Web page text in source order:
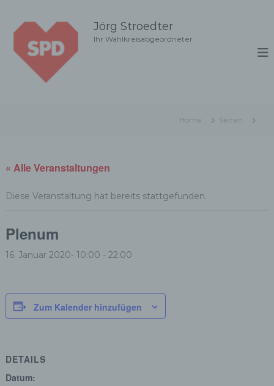
Jörg Stroedter
Ihr Wahlkreisabgeordneter
Home Seiten
« Alle Veranstaltungen
Diese Veranstaltung hat bereits stattgefunden.
Plenum
16. Januar 2020- 10:00 - 22:00
Zum Kalender hinzufügen
DETAILS
Datum: